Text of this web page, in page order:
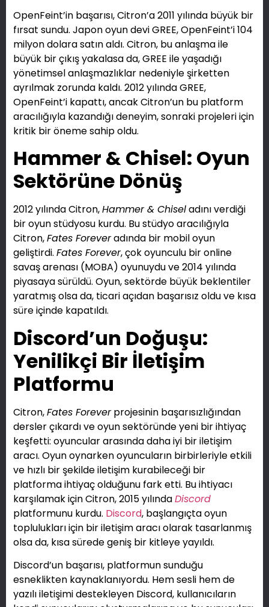
OpenFeint’in başarısı, Citron’a 2011 yılında büyük bir
fırsat sundu. Japon oyun devi GREE, OpenFeint’i 104
milyon dolara satın aldı. Citron, bu anlaşma ile
büyük bir çıkış yakalasa da, GREE ile yaşadığı
yönetimsel anlaşmazlıklar nedeniyle şirketten
ayrılmak zorunda kaldı. 2012 yılında GREE,
OpenFeint’i kapattı, ancak Citron’un bu platform
aracılığıyla kazandığı deneyim, sonraki projeleri için
kritik bir öneme sahip oldu.
Hammer & Chisel: Oyun
Sektörüne Dönüş
2012 yılında Citron,Hammer & Chiseladını verdiği
bir oyun stüdyosu kurdu. Bu stüdyo aracılığıyla
Citron,Fates Foreveradında bir mobil oyun
geliştirdi. Fates Forever, çok oyunculu bir online
savaş arenası (MOBA) oyunuydu ve 2014 yılında
piyasaya sürüldü. Oyun, sektörde büyük beklentiler
yaratmış olsa da, ticari açıdan başarısız oldu ve kısa
süre içinde kapatıldı.
Discord’un Doğuşu:
Yenilikçi Bir İletişim
Platformu
Citron,Fates Foreverprojesinin başarısızlığından
dersler çıkardı ve oyun sektöründe yeni bir ihtiyaç
keşfetti: oyuncular arasında daha iyi bir iletişim
aracı. Oyun oynarken oyuncuların birbirleriyle etkili
ve hızlı bir şekilde iletişim kurabileceği bir
platforma ihtiyaç olduğunu fark etti. Bu ihtiyacı
karşılamak için Citron, 2015 yılındaDiscord
platformunu kurdu. Discord, başlangıçta oyun
toplulukları için bir iletişim aracı olarak tasarlanmış
olsa da, kısa sürede geniş bir kitleye yayıldı.
Discord’un başarısı, platformun sunduğu
esneklikten kaynaklanıyordu. Hem sesli hem de
yazılı iletişimi destekleyen Discord, kullanıcıların